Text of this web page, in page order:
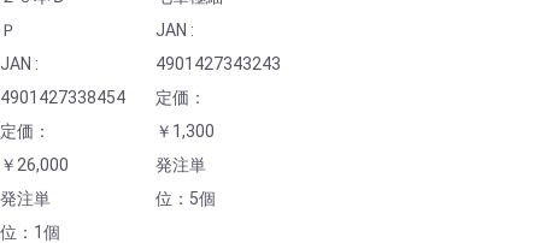
Ｐ
JAN :
4901427338454
定価：
￥26,000
発注単
位：1個
JAN :
4901427343243
定価：
￥1,300
発注単
位：5個